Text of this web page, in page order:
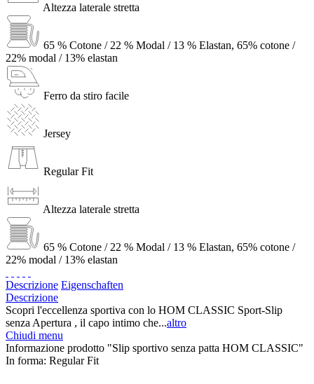
Altezza laterale stretta
65 % Cotone / 22 % Modal / 13 % Elastan, 65% cotone /
22% modal / 13% elastan
Ferro da stiro facile
Jersey
Regular Fit
Altezza laterale stretta
65 % Cotone / 22 % Modal / 13 % Elastan, 65% cotone /
22% modal / 13% elastan
Descrizione Eigenschaften
Descrizione
Scopri l'eccellenza sportiva con lo HOM CLASSIC Sport-Slip
senza Apertura , il capo intimo che...altro
Chiudi menu
Informazione prodotto "Slip sportivo senza patta HOM CLASSIC"
In forma: Regular Fit